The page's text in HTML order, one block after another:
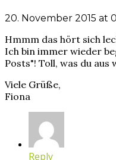
20. November 2015 at
Hmmm das hört sich
Ich bin immer wieder
Posts"! Toll, was du
Viele Grüße,
Fiona
Reply